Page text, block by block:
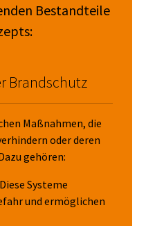
Bestandteile
Brandschutz
Maßnahmen, die
oder deren
gehören:
Diese Systeme
und ermöglichen